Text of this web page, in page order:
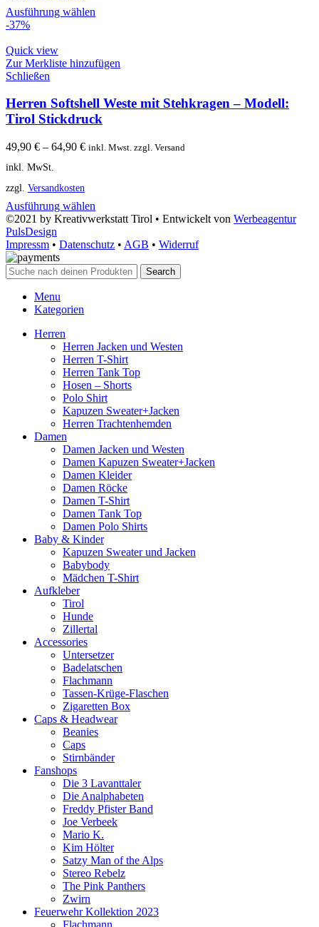
Ausführung wählen
-37%
Quick view
Zur Merkliste hinzufügen
Schließen
Herren Softshell Weste mit Stehkragen – Modell:
Tirol Stickdruck
49,90 € – 64,90 € inkl. Mwst. zzgl. Versand
inkl. MwSt.
zzgl. Versandkosten
Ausführung wählen
©2021 by Kreativwerkstatt Tirol • Entwickelt von Werbeagentur
PulsDesign
Impressm • Datenschutz • AGB • Widerruf
Search
Menu
Kategorien
Herren
Herren Jacken und Westen
Herren T-Shirt
Herren Tank Top
Hosen – Shorts
Polo Shirt
Kapuzen Sweater+Jacken
Herren Trachtenhemden
Damen
Damen Jacken und Westen
Damen Kapuzen Sweater+Jacken
Damen Kleider
Damen Röcke
Damen T-Shirt
Damen Tank Top
Damen Polo Shirts
Baby & Kinder
Kapuzen Sweater und Jacken
Babybody
Mädchen T-Shirt
Aufkleber
Tirol
Hunde
Zillertal
Accessories
Untersetzer
Badelatschen
Flachmann
Tassen-Krüge-Flaschen
Zigaretten Box
Caps & Headwear
Beanies
Caps
Stirnbänder
Fanshops
Die 3 Lavanttaler
Die Analphabeten
Freddy Pfister Band
Joe Verbeek
Mario K.
Kim Hölter
Satzy Man of the Alps
Stereo Rebelz
The Pink Panthers
Zwirn
Feuerwehr Kollektion 2023
Flachmann